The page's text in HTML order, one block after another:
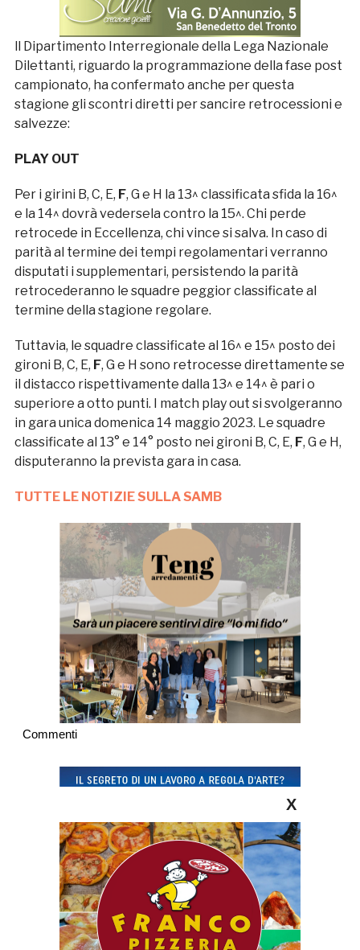
ll Dipartimento Interregionale della Lega Nazionale
Dilettanti, riguardo la programmazione della fase post
campionato, ha confermato anche per questa
stagione gli scontri diretti per sancire retrocessioni e
salvezze:
PLAY OUT
Per i girini B, C, E, F, G e H la 13^ classificata sfida la 16^
e la 14^ dovrà vedersela contro la 15^. Chi perde
retrocede in Eccellenza, chi vince si salva. In caso di
parità al termine dei tempi regolamentari verranno
disputati i supplementari, persistendo la parità
retrocederanno le squadre peggior classificate al
termine della stagione regolare.
Tuttavia, le squadre classificate al 16^ e 15^ posto dei
gironi B, C, E, F, G e H sono retrocesse direttamente se
il distacco rispettivamente dalla 13^ e 14^ è pari o
superiore a otto punti. I match play out si svolgeranno
in gara unica domenica 14 maggio 2023. Le squadre
classificate al 13° e 14° posto nei gironi B, C, E, F, G e H,
disputeranno la prevista gara in casa.
TUTTE LE NOTIZIE SULLA SAMB
Commenti
X